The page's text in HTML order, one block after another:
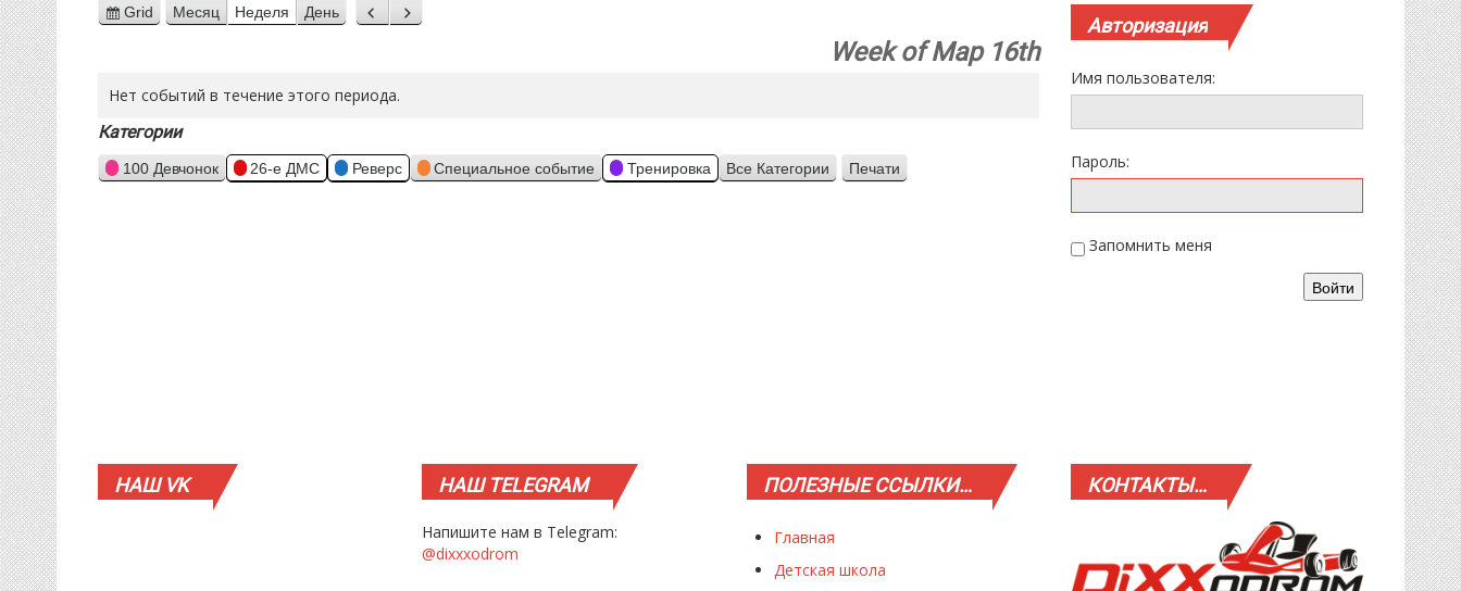
View
Grid Месяц Неделя День Назад
Вперед
Week of Мар 16th
Нет событий в течение этого периода.
Категории
100 Девчонок 26-е ДМС Реверс Специальное событие Тренировка Все Категории Просмотр
Печати
Авторизация
Имя пользователя:
Пароль:
Запомнить меня
Войти
НАШVK НАШTELEGRAM
Напишите нам в Telegram:
@dixxxodrom
ПОЛЕЗНЫЕССЫЛКИ…
Главная
Детская школа
КОНТАКТЫ…